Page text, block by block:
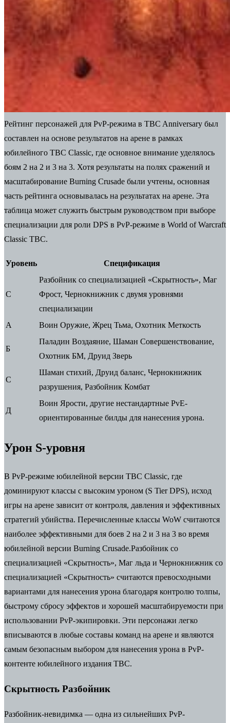
Рейтинг персонажей для PvP-режима в TBC Anniversary был
составлен на основе результатов на арене в рамках
юбилейного TBC Classic, где основное внимание уделялось
боям 2 на 2 и 3 на 3. Хотя результаты на полях сражений и
масштабирование Burning Crusade были учтены, основная
часть рейтинга основывалась на результатах на арене. Эта
таблица может служить быстрым руководством при выборе
специализации для роли DPS в PvP-режиме в World of Warcraft
Classic TBC.
Уровень Спецификация
С
Разбойник со специализацией «Скрытность», Маг
Фрост, Чернокнижник с двумя уровнями
специализации
А
Воин Оружие, Жрец Тьма, Охотник Меткость
Б
Паладин Воздаяние, Шаман Совершенствование,
Охотник БМ, Друид Зверь
С
Шаман стихий, Друид баланс, Чернокнижник
разрушения, Разбойник Комбат
Д
Воин Ярости, другие нестандартные PvE-
ориентированные билды для нанесения урона.
Урон S-уровня
В PvP-режиме юбилейной версии TBC Classic, где
доминируют классы с высоким уроном (S Tier DPS), исход
игры на арене зависит от контроля, давления и эффективных
стратегий убийства. Перечисленные классы WoW считаются
наиболее эффективными для боев 2 на 2 и 3 на 3 во время
юбилейной версии Burning Crusade.Разбойник со
специализацией «Скрытность», Маг льда и Чернокнижник со
специализацией «Скрытность» считаются превосходными
вариантами для нанесения урона благодаря контролю толпы,
быстрому сбросу эффектов и хорошей масштабируемости при
использовании PvP-экипировки. Эти персонажи легко
вписываются в любые составы команд на арене и являются
самым безопасным выбором для нанесения урона в PvP-
контенте юбилейного издания TBC.
Скрытность Разбойник
Разбойник-невидимка — одна из сильнейших PvP-